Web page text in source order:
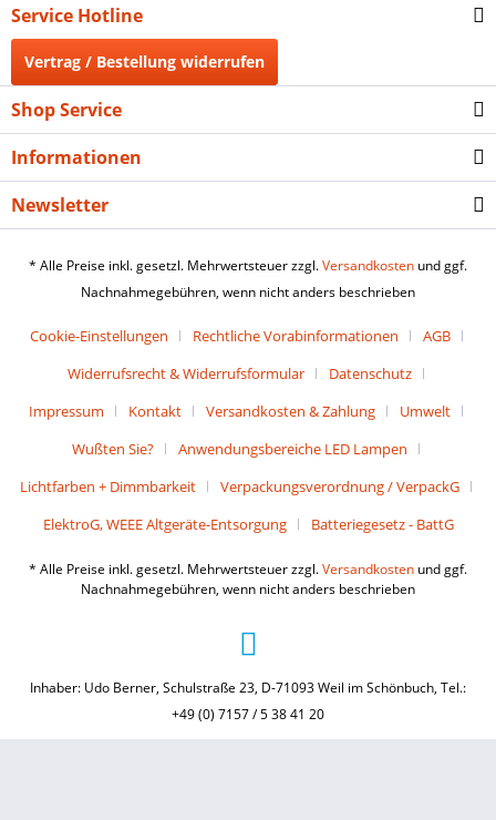
Service Hotline
Vertrag / Bestellung widerrufen
Shop Service
Informationen
Newsletter
* Alle Preise inkl. gesetzl. Mehrwertsteuer zzgl.Versandkosten und ggf.
Nachnahmegebühren, wenn nicht anders beschrieben
Cookie-Einstellungen Rechtliche Vorabinformationen
AGB
Widerrufsrecht & Widerrufsformular
Datenschutz
Impressum
Kontakt Versandkosten & Zahlung
Umwelt
Wußten Sie?
Anwendungsbereiche LED Lampen
Lichtfarben + Dimmbarkeit
Verpackungsverordnung / VerpackG
ElektroG, WEEE Altgeräte-Entsorgung
Batteriegesetz - BattG
* Alle Preise inkl. gesetzl. Mehrwertsteuer zzgl.Versandkosten und ggf.
Nachnahmegebühren, wenn nicht anders beschrieben
Inhaber: Udo Berner, Schulstraße 23, D-71093 Weil im Schönbuch, Tel.:
+49 (0) 7157 / 5 38 41 20